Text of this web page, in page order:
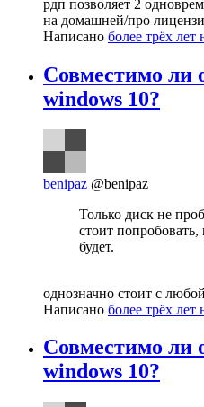
рдп позволяет 2
на домашней/про
Написано более трёх лет
Совместимо ли
windows 10?
benipaz @benipaz
Только диск не
стоит
будет.
однозначно стоит с
Написано более трёх лет
Совместимо ли
windows 10?